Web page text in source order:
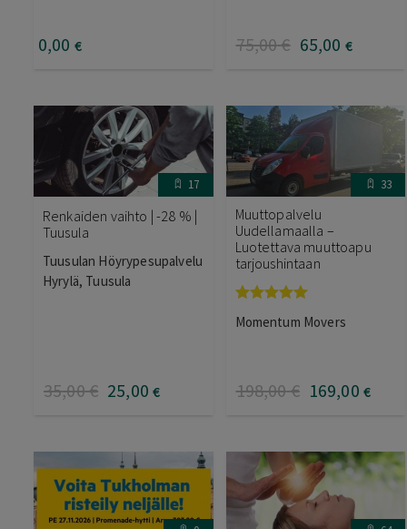
0,00 € 75,00€ 65,00 €
17
Renkaiden vaihto | -28 % |
Tuusula
Tuusulan Höyrypesupalvelu
Hyrylä, Tuusula
35,00€ 25,00 €
33
Muuttopalvelu
Uudellamaalla –
Luotettava muuttoapu
tarjoushintaan
tuotteesta:
Momentum Movers
198,00€ 169,00 €